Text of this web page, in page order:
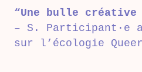
“Une bulle
– S. Participant·e
sur l’écologie Queer